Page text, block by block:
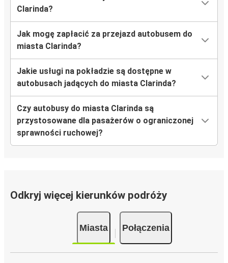
Clarinda?
Jak mogę zapłacić za przejazd autobusem do
miasta Clarinda?
Jakie usługi na pokładzie są dostępne w
autobusach jadących do miasta Clarinda?
Czy autobusy do miasta Clarinda są
przystosowane dla pasażerów o ograniczonej
sprawności ruchowej?
Odkryj więcej kierunków podróży
Miasta Połączenia